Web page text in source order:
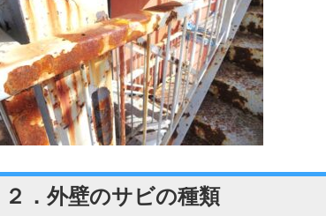
２． 外壁のサビの種類